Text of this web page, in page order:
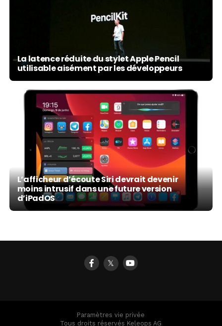
La latence réduite du stylet Apple Pencil
utilisable aisément par les développeurs
L’afficheur d’écoute Siri devrait devenir
moins intrusif dans une future version
d’iPadOS
𝕏
Paramètres vie privée
Tous droits réservés Keleops AG